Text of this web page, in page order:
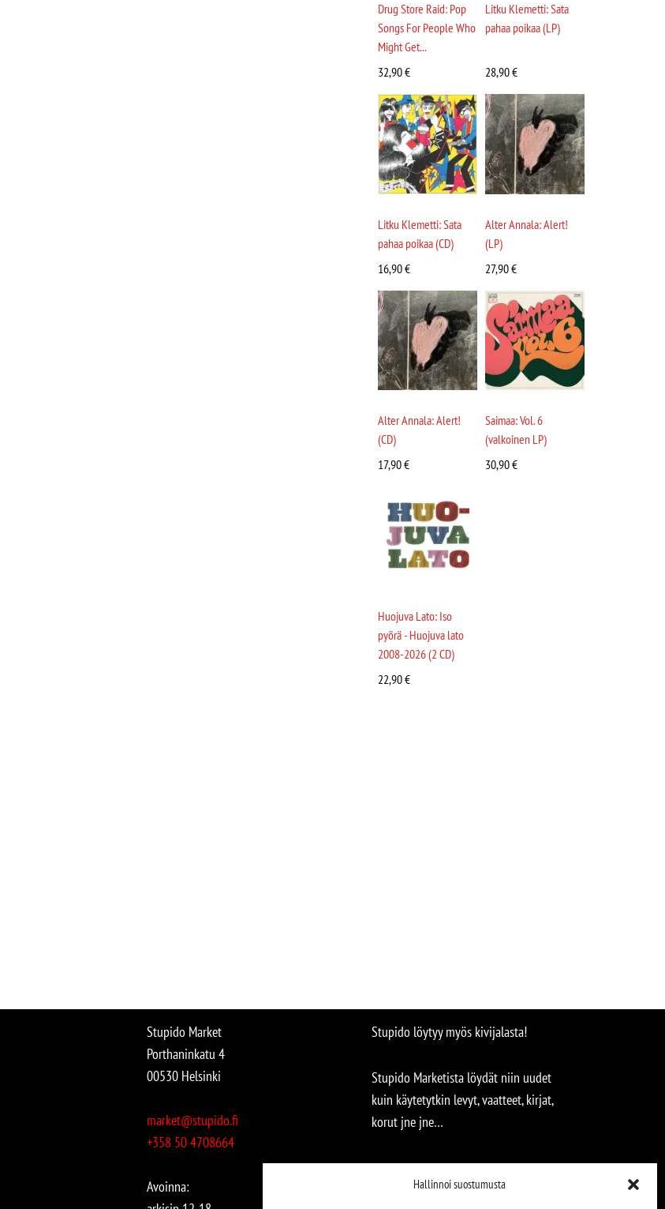
Hallinnoi suostumusta
Drug Store Raid: Pop
Songs For People Who
Might Get...
32,90€
Litku Klemetti: Sata
pahaa poikaa (LP)
28,90€
Litku Klemetti: Sata
pahaa poikaa (CD)
16,90€
Alter Annala: Alert!
(LP)
27,90€
Alter Annala: Alert!
(CD)
17,90€
Saimaa: Vol. 6
(valkoinen LP)
30,90€
Huojuva Lato: Iso
pyörä - Huojuva lato
2008-2026 (2 CD)
22,90€
Stupido Market
Porthaninkatu 4
00530 Helsinki
market@stupido.fi
+358 50 4708664
Avoinna:
Stupido löytyy myös kivijalasta!
Stupido Marketista löydät niin uudet
kuin käytetytkin levyt, vaatteet, kirjat,
korut jne jne…